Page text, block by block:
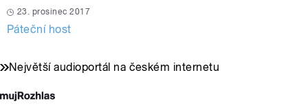
23. prosinec 2017
Páteční host
Největší audioportál na českém internetu